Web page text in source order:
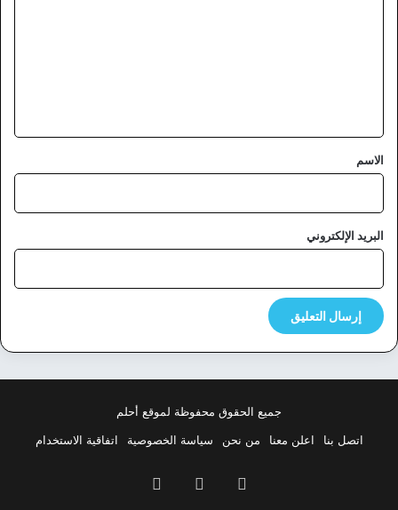
*
الاسم
البريد الإلكتروني
جميع الحقوق محفوظة لموقع أحلم
اتصل بنا
اعلن معنا من نحن سياسة الخصوصية اتفاقية الاستخدام
فيسبوك